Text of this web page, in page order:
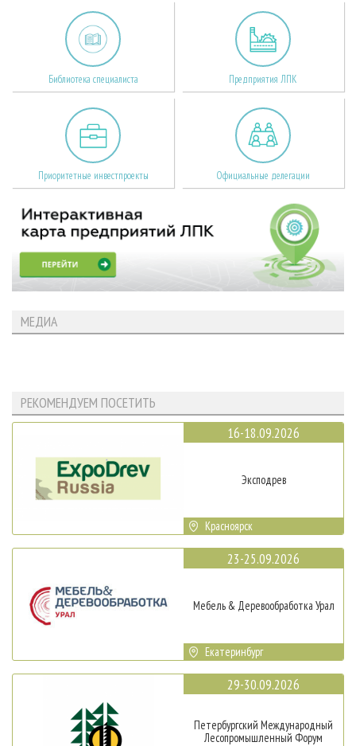
Библиотека специалиста Предприятия ЛПК
Приоритетные инвестпроекты Официальные делегации
МЕДИА
РЕКОМЕНДУЕМ ПОСЕТИТЬ
16-18.09.2026
Эксподрев
Красноярск
23-25.09.2026
Мебель & Деревообработка Урал
Екатеринбург
29-30.09.2026
Петербургский Международный
Лесопромышленный Форум